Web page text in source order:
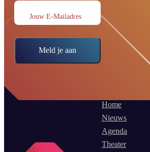
Jouw E-Mailadres
Meld je aan
Home
Nieuws
Agenda
Theater